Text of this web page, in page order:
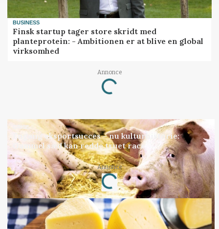
BUSINESS
Finsk startup tager store skridt med
planteprotein: - Ambitionen er at blive en global
virksomhed
Annonce
Loading...
GRISE
Engang eksportsucces – nu kulturhistorie:
Gammel sæd kan redde truet race
Annonce
Loading...